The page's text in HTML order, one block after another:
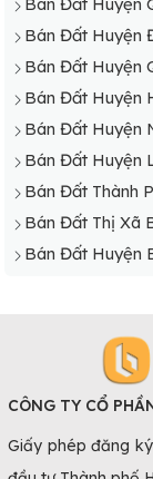
Bán Đất Xã
Bán Đất Huyện
Bán Đất Huyện
Bán Đất Huyện
Bán Đất Huyện
Bán Đất Huyện
Bán Đất Thành
Bán Đất Thị Xã
Bán Đất Huyện
CÔNG TY CỔ
Giấy phép đăng